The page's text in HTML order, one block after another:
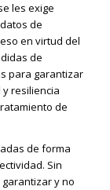
les exige
de
en virtud del
de
para garantizar
resiliencia
de
de forma
Sin
y no